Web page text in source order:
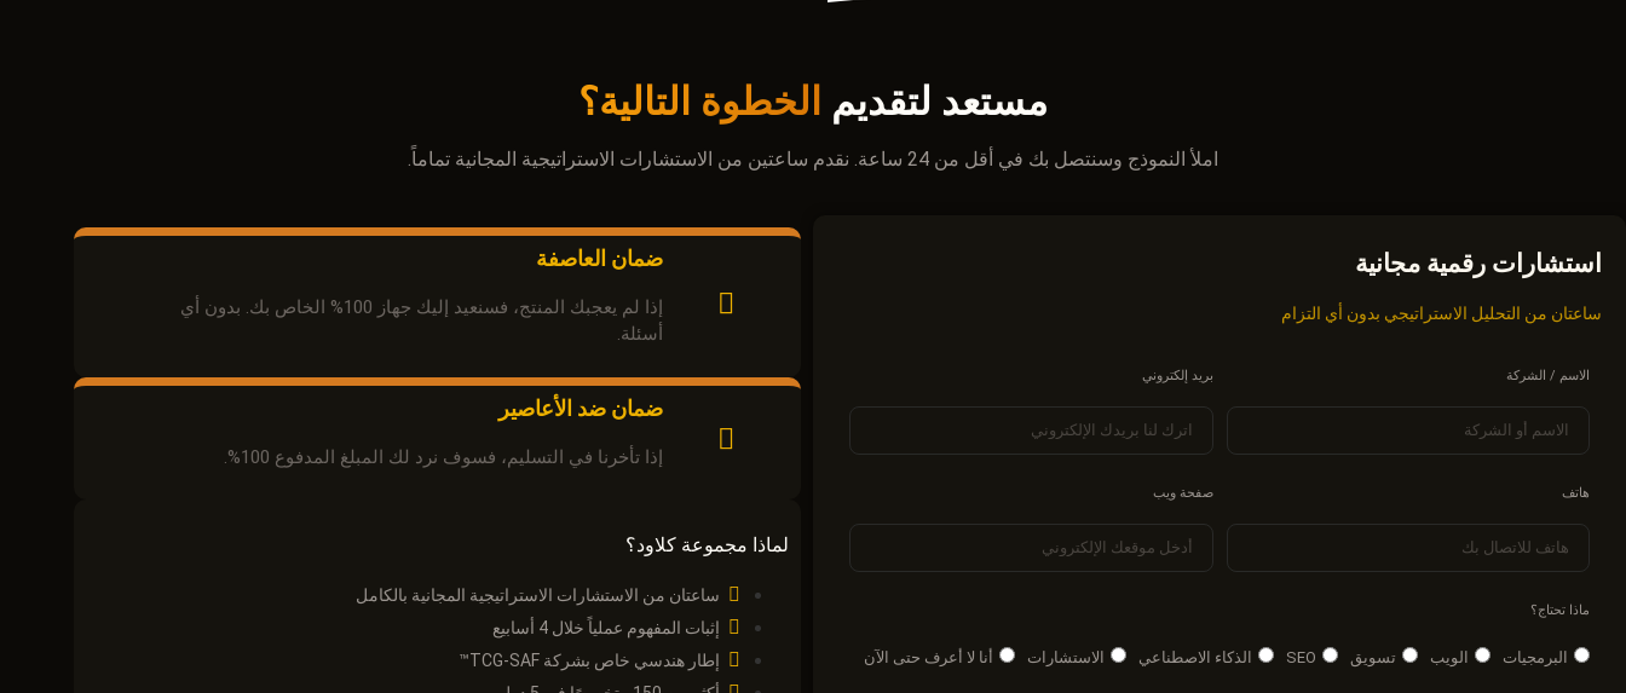
مستعد لتقديم الخطوة التالية؟
املأ النموذج وسنتصل بك في أقل من 24 ساعة. نقدم ساعتين من الاستشارات الاستراتيجية المجانية تماماً.
استشارات رقمية مجانية
ساعتان من التحليل الاستراتيجي بدون أي التزام
الاسم / الشركة بريد إلكتروني
هاتف صفحة ويب
ماذا تحتاج؟
البرمجيات الويب تسويق SEO الذكاء الاصطناعي الاستشارات أنا لا أعرف حتى الآن
ضمان العاصفة
إذا لم يعجبك المنتج، فسنعيد إليك جهاز 100% الخاص بك. بدون أي
أسئلة.
ضمان ضد الأعاصير
إذا تأخرنا في التسليم، فسوف نرد لك المبلغ المدفوع 100%.
لماذا مجموعة كلاود؟
ساعتان من الاستشارات الاستراتيجية المجانية بالكامل
إثبات المفهوم عملياً خلال 4 أسابيع
إطار هندسي خاص بشركة TCG-SAF™